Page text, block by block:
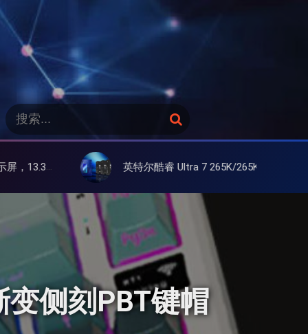
搜
索
：
搜
英特尔酷睿 Ultra 7 265K/265KF 官降100美元促销，快和酷睿 Ultra 5 差不多了
侧刻PBT键帽